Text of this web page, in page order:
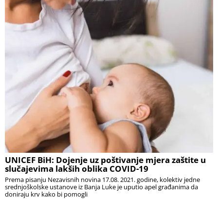
UNICEF BiH: Dojenje uz poštivanje mjera zaštite u
slučajevima lakših oblika COVID-19
Prema pisanju Nezavisnih novina 17.08. 2021. godine, kolektiv jedne
srednjoškolske ustanove iz Banja Luke je uputio apel građanima da
doniraju krv kako bi pomogli